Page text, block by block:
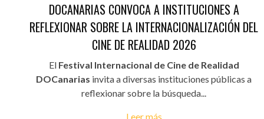
DOCANARIAS CONVOCA A INSTITUCIONES A
REFLEXIONAR SOBRE LA INTERNACIONALIZACIÓN DEL
CINE DE REALIDAD 2026
El Festival Internacional de Cine de Realidad
DOCanarias invita a diversas instituciones públicas a
reflexionar sobre la búsqueda...
Leer más